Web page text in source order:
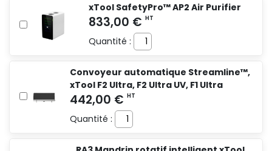
xTool SafetyPro™ AP2 Air Purifier
Quantité :
Convoyeur automatique Streamline™,
xTool F2 Ultra, F2 Ultra UV, F1 Ultra
Quantité :